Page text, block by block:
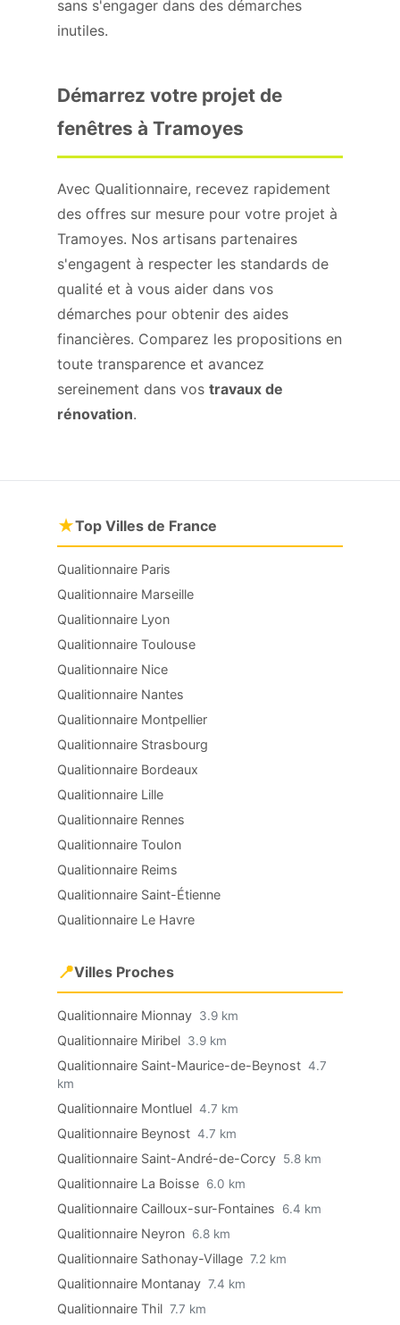
sans s'engager dans des démarches
inutiles.
Démarrez votre projet de
fenêtres à Tramoyes
Avec Qualitionnaire, recevez rapidement
des offres sur mesure pour votre projet à
Tramoyes. Nos artisans partenaires
s'engagent à respecter les standards de
qualité et à vous aider dans vos
démarches pour obtenir des aides
financières. Comparez les propositions en
toute transparence et avancez
sereinement dans vos travaux de
rénovation.
★Top Villes de France
Qualitionnaire Paris
Qualitionnaire Marseille
Qualitionnaire Lyon
Qualitionnaire Toulouse
Qualitionnaire Nice
Qualitionnaire Nantes
Qualitionnaire Montpellier
Qualitionnaire Strasbourg
Qualitionnaire Bordeaux
Qualitionnaire Lille
Qualitionnaire Rennes
Qualitionnaire Toulon
Qualitionnaire Reims
Qualitionnaire Saint-Étienne
Qualitionnaire Le Havre
📍Villes Proches
Qualitionnaire Mionnay 3.9 km
Qualitionnaire Miribel 3.9 km
Qualitionnaire Saint-Maurice-de-Beynost 4.7
km
Qualitionnaire Montluel 4.7 km
Qualitionnaire Beynost 4.7 km
Qualitionnaire Saint-André-de-Corcy 5.8 km
Qualitionnaire La Boisse 6.0 km
Qualitionnaire Cailloux-sur-Fontaines 6.4 km
Qualitionnaire Neyron 6.8 km
Qualitionnaire Sathonay-Village 7.2 km
Qualitionnaire Montanay 7.4 km
Qualitionnaire Thil 7.7 km